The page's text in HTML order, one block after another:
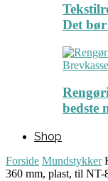
Det
Brevkasse
bedste
Shop
Forside Mundstykker
360 mm, plast, til